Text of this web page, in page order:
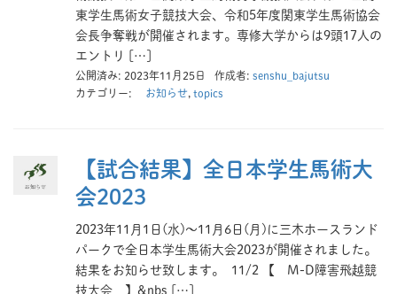
東学生馬術女子競技大会、令和5年度関東学生馬術協会
会長争奪戦が開催されます。専修大学からは9頭17人の
エントリ […]
公開済み: 2023年11月25日 作成者: senshu_bajutsu
カテゴリー:
お知らせ topics
【試合結果】全日本学生馬術大
会2023
2023年11月1日(水)～11月6日(月)に三木ホースランド
パークで全日本学生馬術大会2023が開催されました。
結果をお知らせ致します。 11/2 【 M-D障害飛越競
技大会 】&nbs […]